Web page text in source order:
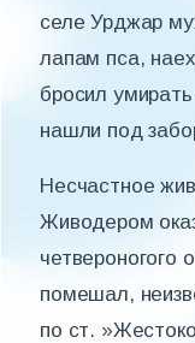
селе Урджар
лапам пса,
бросил
нашли под
Несчастное
Живодером
четвероногого
помешал,
по ст.